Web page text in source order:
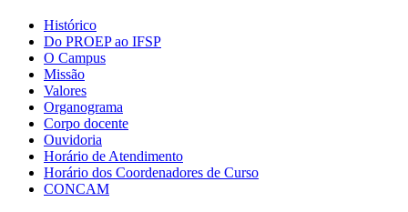
Histórico
Do PROEP ao IFSP
O Campus
Missão
Valores
Organograma
Corpo docente
Ouvidoria
Horário de Atendimento
Horário dos Coordenadores de Curso
CONCAM